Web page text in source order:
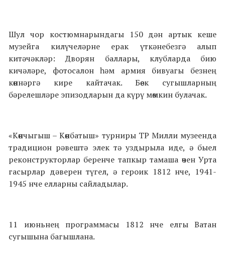
Шул чор костюмнарындагы 150 дән артык кеше
музейга килүчеләрне ерак үткәнебезгә алып
китәчәкләр: Дворян баллары, клубларда бию
кичәләре, фотосалон һәм армия бивуагы безнең
көннәргә кире кайтачак. Бөек сугышларның
бәрелешләре эпизодларын да күрү мөмкин булачак.
«Көнчыгыш – Көнбатыш» турниры ТР Милли музеенда
традицион рәвештә элек тә уздырыла иде, ә быел
реконструкторлар беренче тапкыр тамаша өчен Урта
гасырлар дәверен түгел, ә героик 1812 нче, 1941-
1945 нче елларны сайладылар.
11 июньнең программасы 1812 нче елгы Ватан
сугышына багышлана.